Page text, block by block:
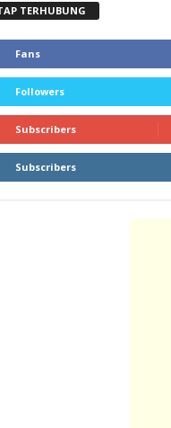
TERHUBUNG
Fans
Followers
Subscribers
Subscribers